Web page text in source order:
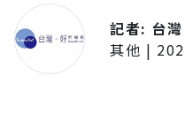
記者: 台
其他 |